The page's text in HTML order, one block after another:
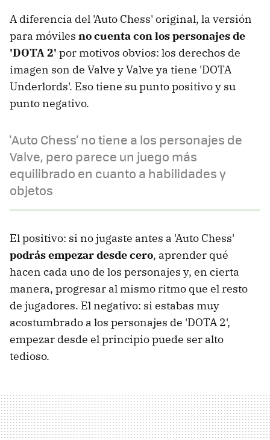
A diferencia del 'Auto Chess' original, la versión
para móviles no cuenta con los personajes de
'DOTA 2' por motivos obvios: los derechos de
imagen son de Valve y Valve ya tiene 'DOTA
Underlords'. Eso tiene su punto positivo y su
punto negativo.
'Auto Chess' no tiene a los personajes de
Valve, pero parece un juego más
equilibrado en cuanto a habilidades y
objetos
El positivo: si no jugaste antes a 'Auto Chess'
podrás empezar desde cero, aprender qué
hacen cada uno de los personajes y, en cierta
manera, progresar al mismo ritmo que el resto
de jugadores. El negativo: si estabas muy
acostumbrado a los personajes de 'DOTA 2',
empezar desde el principio puede ser alto
tedioso.